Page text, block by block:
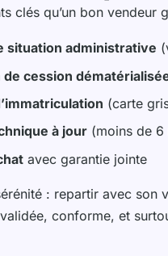
clés qu’un bon vendeur
situation administrative
de cession
(carte
à jour (moins de 6
avec garantie jointe
: repartir avec
conforme, et